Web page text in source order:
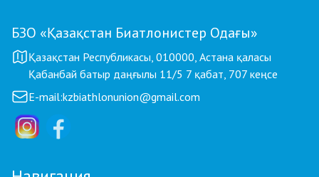
БЗО «Қазақстан Биатлонистер Одағы»
Қазақстан Республикасы, 010000, Астана қаласы
Қабанбай батыр даңғылы 11/5 7 қабат, 707 кеңсе
E-mail:kzbiathlonunion@gmail.com